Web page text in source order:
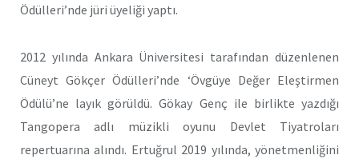
Ödülleri’nde jüri üyeliği yaptı.
2012 yılında Ankara Üniversitesi tarafından düzenlenen
Cüneyt Gökçer Ödülleri’nde ‘Övgüye Değer Eleştirmen
Ödülü’ne layık görüldü. Gökay Genç ile birlikte yazdığı
Tangopera adlı müzikli oyunu Devlet Tiyatroları
repertuarına alındı. Ertuğrul 2019 yılında, yönetmenliğini